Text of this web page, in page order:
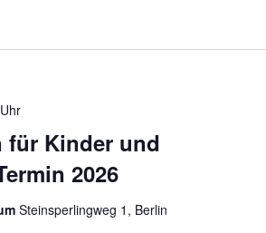
für Kinder und
2026
Steinsperlingweg 1, Berlin